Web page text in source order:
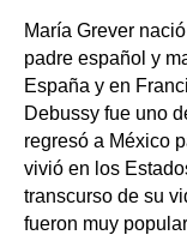
María Grever
padre español y
España y en
Debussy fue uno
regresó a México
vivió en los
transcurso de su
fueron muy